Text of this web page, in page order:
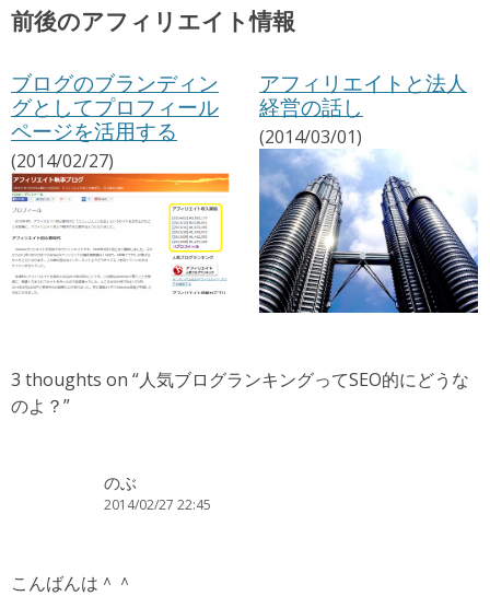
前後のアフィリエイト情報
ブログのブランディン
グとしてプロフィール
ページを活用する
(2014/02/27)
アフィリエイトと法人
経営の話し
(2014/03/01)
3 thoughts on “人気ブログランキングってSEO的にどうな
のよ？”
のぶ
2014/02/27 22:45
こんばんは＾＾